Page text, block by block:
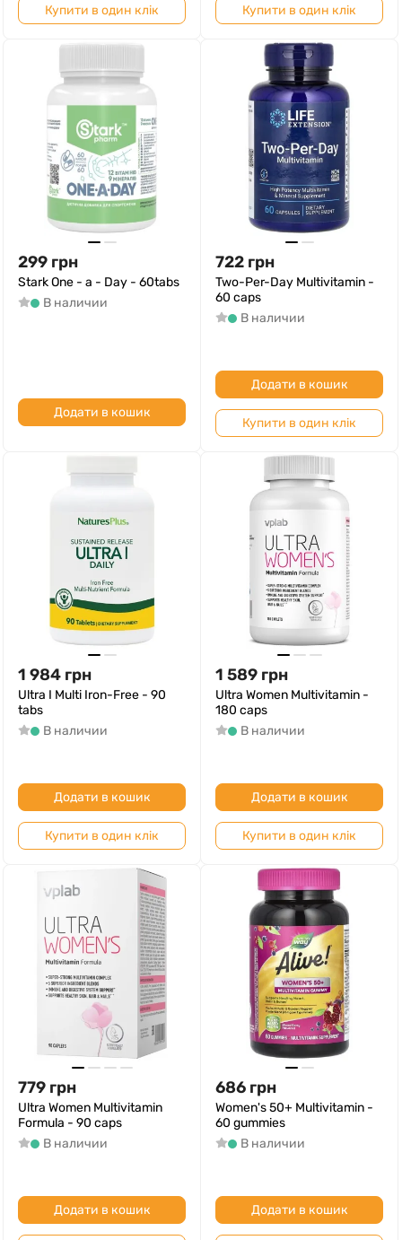
Купити в один клік Купити в один клік
299 грн
Stark One - a - Day - 60tabs
В наличии
Додати в кошик
722 грн
Two-Per-Day Multivitamin -
60 caps
В наличии
Додати в кошик
Купити в один клік
1 984 грн
Ultra I Multi Iron-Free - 90
tabs
В наличии
Додати в кошик
Купити в один клік
1 589 грн
Ultra Women Multivitamin -
180 caps
В наличии
Додати в кошик
Купити в один клік
779 грн
Ultra Women Multivitamin
Formula - 90 caps
В наличии
Додати в кошик
686 грн
Women's 50+ Multivitamin -
60 gummies
В наличии
Додати в кошик